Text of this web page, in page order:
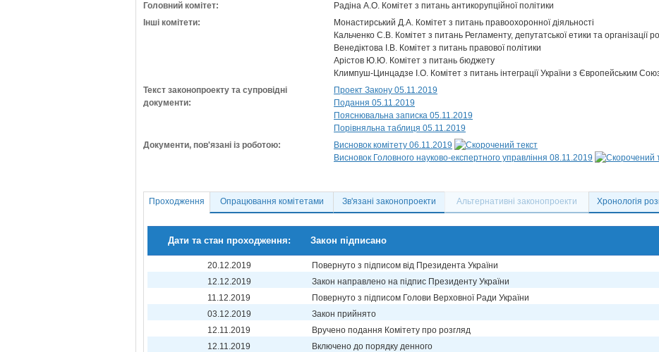
Головний комітет:
Радіна А.О. Комітет з питань антикорупційної політики
Інші комітети:
Монастирський Д.А. Комітет з питань правоохоронної діяльності
Кальченко С.В. Комітет з питань Регламенту, депутатської етики та організації
Венедіктова І.В. Комітет з питань правової політики
Арістов Ю.Ю. Комітет з питань бюджету
Климпуш-Цинцадзе І.О. Комітет з питань інтеграції України з Європейським
Текст законопроекту та супровідні
документи:
Проект Закону 05.11.2019
Подання 05.11.2019
Пояснювальна записка 05.11.2019
Порівняльна таблиця 05.11.2019
Документи, пов'язані із роботою:
Висновок комітету 06.11.2019
Висновок Головного науково-експертного управління 08.11.2019
Проходження Опрацювання комітетами Зв'язані законопроекти Альтернативні законопроекти Хронологія
Дати та стан проходження: Закон підписано
20.12.2019
Повернуто з підписом від Президента України
12.12.2019
Закон направлено на підпис Президенту України
11.12.2019
Повернуто з підписом Голови Верховної Ради України
03.12.2019
Закон прийнято
12.11.2019
Вручено подання Комітету про розгляд
12.11.2019
Включено до порядку денного